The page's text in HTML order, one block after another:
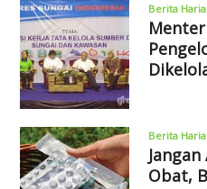
Berita
Berita
Obat,